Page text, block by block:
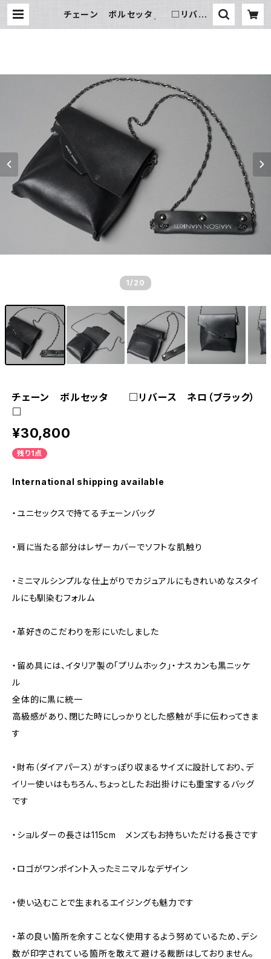
チェーン ボルセッタ □リバー
1 /20
チェーン ボルセッタ □リバース ネロ（ブラック）
□
¥30,800
残り1点
International shipping available
・ユニセックスで持てるチェーンバッグ
・肩に当たる部分はレザーカバーでソフトな肌触り
・ミニマルシンプルな仕上がりでカジュアルにもきれいめなスタイ
ルにも馴染むフォルム
・革好きのこだわりを形にいたしました
・留め具には、イタリア製の「プリムホック」・ナスカンも黒ニッケ
ル
全体的に黒に統一
高級感があり、閉じた時にしっかりとした感触が手に伝わってきま
す
・財布（ダイアパース）がすっぽり収まるサイズに設計しており、デ
イリー使いはもちろん、ちょっとしたお出掛けにも重宝するバッグ
です
・ショルダーの長さは115cm メンズもお持ちいただける長さです
・ロゴがワンポイント入ったミニマルなデザイン
・使い込むことで生まれるエイジングも魅力です
・革の良い箇所を余すことなく使用するよう努めているため、デシ
数が印字されている箇所を敢えて避ける裁断はしておりません。